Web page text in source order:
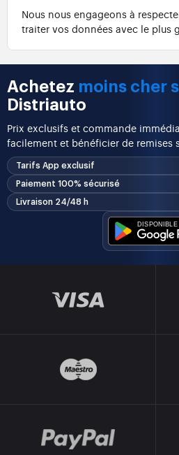
Nous nous engageons à
traiter vos données avec le plus
Achetez moins cher
Distriauto
Prix exclusifs et commande
facilement et bénéficier de remises
Tarifs App exclusif
Paiement 100% sécurisé
Livraison 24/48 h